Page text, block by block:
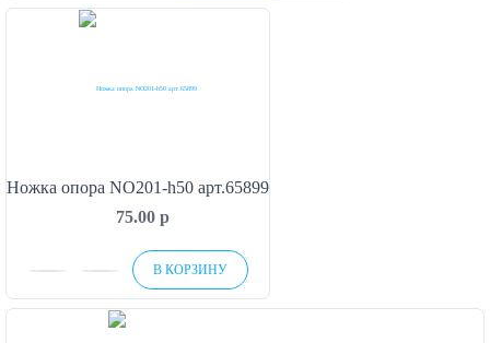
Ножка опора NO201-h50 арт.65899
75.00 p
В КОРЗИНУ